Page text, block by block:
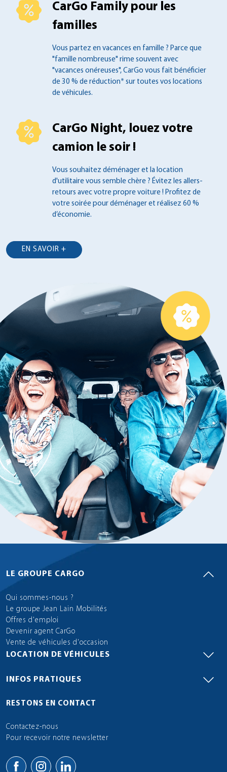
CarGo Family pour les
familles
Vous partez en vacances en famille ? Parce que
"famille nombreuse" rime souvent avec
"vacances onéreuses", CarGo vous fait bénéficier
de 30 % de réduction* sur toutes vos locations
de véhicules.
CarGo Night, louez votre
camion le soir !
Vous souhaitez déménager et la location
d'utilitaire vous semble chère ? Évitez les allers-
retours avec votre propre voiture ! Profitez de
votre soirée pour déménager et réalisez 60 %
d’économie.
EN SAVOIR +
LE GROUPE CARGO
Qui sommes-nous ?
Le groupe Jean Lain Mobilités
Offres d'emploi
Devenir agent CarGo
Vente de véhicules d'occasion
LOCATION DE VÉHICULES
INFOS PRATIQUES
RESTONS EN CONTACT
Contactez-nous
Pour recevoir notre newsletter